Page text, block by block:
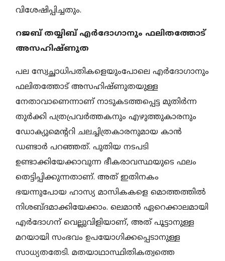
വിശേഷിപ്പിച്ചതും.
റജബ് തയ്യിബ് എർദോഗാനും ഫലിതത്തോട്
അസഹിഷ്ണുത
പല സ്വേച്ഛാധിപതികളെയുംപോലെ എർദോഗാനും
ഫലിതത്തോട് അസഹിഷ്ണുതയുള്ള
നേതാവാണെന്നാണ്‌ നാടുകടത്തപ്പെട്ട മുതിർന്ന
തുർക്കി പത്രപ്രവർത്തകനും എഴുത്തുകാരനും
ഡോക്യുമെന്ററി ചലച്ചിത്രകാരനുമായ കാൻ
ഡണ്ടാർ പറഞ്ഞത്‌. പുതിയ നടപടി
ഉണ്ടാക്കിയേക്കാവുന്ന ഭീകരാവസ്ഥയുടെ ഫലം
തെട്ടിപ്പിക്കുന്നതാണ്‌. അത് ഇതിനകം
ഭയന്നുപോയ ഹാസ്യ മാസികകളെ മൊത്തത്തിൽ
നിശബ്ദമാക്കിയേക്കാം. ലെമാൻ ഏറെക്കാലമായി
എർദോഗന് വെല്ലുവിളിയാണ്, അത്‌ പൂട്ടാനുള്ള
മറയായി സംഭവം ഉപയോഗിക്കപ്പെടാനുള്ള
സാധ്യതതേടി. മതയാഥാസ്ഥിതികത്വത്തെ